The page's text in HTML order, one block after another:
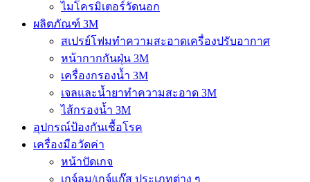
ไมโครมิเตอร์วัดนอก
ผลิตภัณฑ์ 3M
สเปรย์โฟมทำความสะอาดเครื่องปรับอากาศ
หน้ากากกันฝุ่น 3M
เครื่องกรองน้ำ 3M
เจลและน้ำยาทำความสะอาด 3M
ไส้กรองน้ำ 3M
อุปกรณ์ป้องกันเชื้อโรค
เครื่องมือวัดค่า
หน้าปัดเกจ
เกจ์ลม/เกจ์แก๊ส ประเภทต่าง ๆ